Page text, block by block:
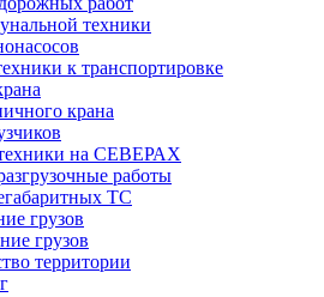
техники
к транспортировке
крана
на СЕВЕРАХ
работы
ТС
грузов
грузов
территории